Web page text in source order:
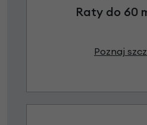
Raty do 60
Poznaj